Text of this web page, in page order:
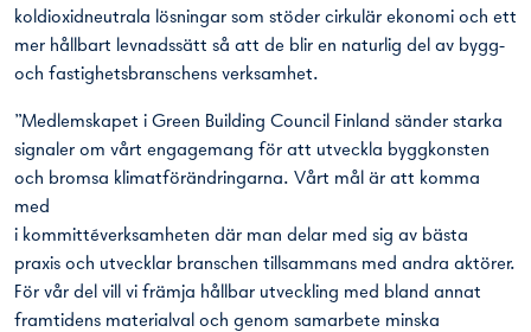
koldioxidneutrala lösningar som stöder cirkulär ekonomi och ett
mer hållbart levnadssätt så att de blir en naturlig del av bygg-
och fastighetsbranschens verksamhet.
”Medlemskapet i Green Building Council Finland sänder starka
signaler om vårt engagemang för att utveckla byggkonsten
och bromsa klimatförändringarna. Vårt mål är att komma
med
i kommittéverksamheten där man delar med sig av bästa
praxis och utvecklar branschen tillsammans med andra aktörer.
För vår del vill vi främja hållbar utveckling med bland annat
framtidens materialval och genom samarbete minska